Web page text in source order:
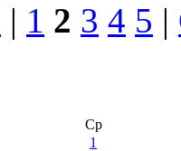
| 1 2 3 4 5 |
Ср
1